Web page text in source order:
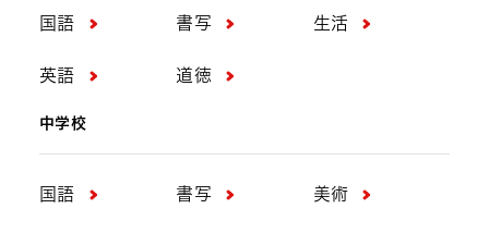
国語 書写 生活
英語 道徳
中学校
国語 書写 美術